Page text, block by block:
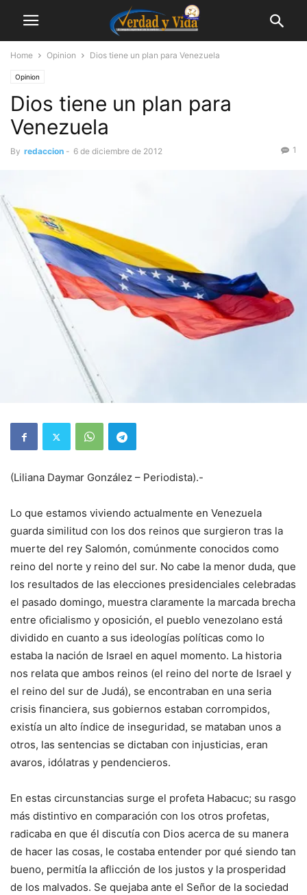
Home Opinion Dios tiene un plan para Venezuela
Opinion
Dios tiene un plan para
Venezuela
By redaccion - 6 de diciembre de 2012 1
(Liliana Daymar González – Periodista).-
Lo que estamos viviendo actualmente en Venezuela
guarda similitud con los dos reinos que surgieron tras la
muerte del rey Salomón, comúnmente conocidos como
reino del norte y reino del sur. No cabe la menor duda, que
los resultados de las elecciones presidenciales celebradas
el pasado domingo, muestra claramente la marcada brecha
entre oficialismo y oposición, el pueblo venezolano está
dividido en cuanto a sus ideologías políticas como lo
estaba la nación de Israel en aquel momento. La historia
nos relata que ambos reinos (el reino del norte de Israel y
el reino del sur de Judá), se encontraban en una seria
crisis financiera, sus gobiernos estaban corrompidos,
existía un alto índice de inseguridad, se mataban unos a
otros, las sentencias se dictaban con injusticias, eran
avaros, idólatras y pendencieros.
En estas circunstancias surge el profeta Habacuc; su rasgo
más distintivo en comparación con los otros profetas,
radicaba en que él discutía con Dios acerca de su manera
de hacer las cosas, le costaba entender por qué siendo tan
bueno, permitía la aflicción de los justos y la prosperidad
de los malvados. Se quejaba ante el Señor de la sociedad